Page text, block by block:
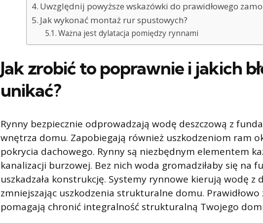
Uwzględnij powyższe wskazówki do prawidłowego
Jak wykonać montaż rur spustowych?
Ważna jest dylatacja pomiędzy rynnami
Jak zrobić to poprawnie i jakich
unikać?
Rynny bezpiecznie odprowadzają wodę deszczową z
wnętrza domu. Zapobiegają również uszkodzeniom ram
pokrycia dachowego. Rynny są niezbędnym elementem
kanalizacji burzowej. Bez nich woda gromadziłaby się na
uszkadzała konstrukcję. Systemy rynnowe kierują wodę
zmniejszając uszkodzenia strukturalne domu.
pomagają chronić integralność strukturalną Twojego